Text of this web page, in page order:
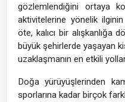
gözlemlendiğini ortaya
aktivitelerine yönelik
öte, kalıcı bir alışkanlığa
büyük şehirlerde yaşayan
uzaklaşmanın en etkili
Doğa yürüyüşlerinden
sporlarına kadar birçok